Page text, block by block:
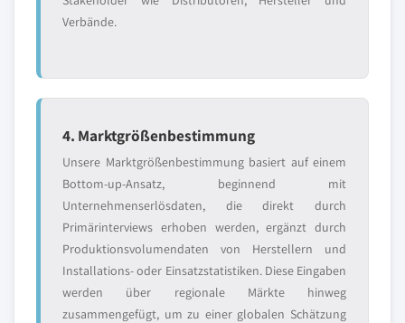
Verbände.
4. Marktgrößenbestimmung
Unsere Marktgrößenbestimmung basiert auf einem
Bottom-up-Ansatz, beginnend mit
Unternehmenserlösdaten, die direkt durch
Primärinterviews erhoben werden, ergänzt durch
Produktionsvolumendaten von Herstellern und
Installations- oder Einsatzstatistiken. Diese Eingaben
werden über regionale Märkte hinweg
zusammengefügt, um zu einer globalen Schätzung